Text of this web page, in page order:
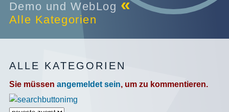
Demo und WebLog «
Alle Kategorien
ALLE KATEGORIEN
Sie müssen angemeldet sein, um zu kommentieren.